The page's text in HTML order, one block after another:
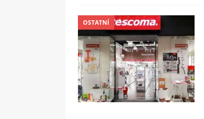
OSTATNÍ